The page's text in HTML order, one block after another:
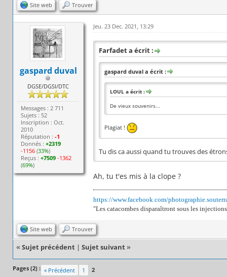
Site web Trouver
gaspard duval
DGSE/DGSI/DTC
Messages : 2 711
Sujets : 52
Inscription : Oct.
2010
Réputation :-1
Donnés :+2319
-1156 (33%)
Reçus :+7509 -1362
(69%)
Jeu. 23 Dec. 2021, 13:29
Farfadet a écrit :
gaspard duval a écrit :
LOUL a écrit :
De vieux souvenirs...
Plagiat !
Tu dis ca aussi quand tu trouves des
Ah, tu t'es mis à la clope ?
https://www.facebook.com/
"Les catacombes disparaîtront sous les
Site web Trouver
« Sujet précédent | Sujet suivant »
Pages (2) : « Précédent 1 2